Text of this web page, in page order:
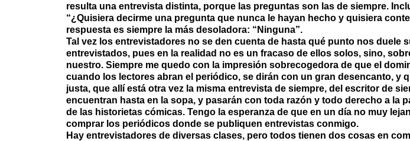
resulta una entrevista distinta, porque las preguntas son las de siempre.
“¿Quisiera decirme una pregunta que nunca le hayan hecho y quisiera
respuesta es siempre la más desoladora: “Ninguna”.
Tal vez los entrevistadores no se den cuenta de hasta qué punto nos duele
entrevistados, pues en la realidad no es un fracaso de ellos solos, sino,
nuestro. Siempre me quedo con la impresión sobrecogedora de que el
cuando los lectores abran el periódico, se dirán con un gran desencanto, y
justa, que allí está otra vez la misma entrevista de siempre, del escritor de
encuentran hasta en la sopa, y pasarán con toda razón y todo derecho a la
de las historietas cómicas. Tengo la esperanza de que en un día no muy
comprar los periódicos donde se publiquen entrevistas conmigo.
Hay entrevistadores de diversas clases, pero todos tienen dos cosas en